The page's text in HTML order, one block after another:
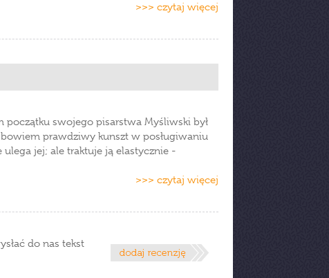
>>> czytaj więcej
początku swojego pisarstwa Myśliwski był
prawdziwy kunszt w posługiwaniu
jej; ale traktuje ją elastycznie -
>>> czytaj więcej
do nas tekst